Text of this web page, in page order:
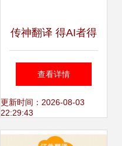
传神翻译 得AI者得
天下，语言服务的
未来已来
查看详情
更新时间：2026-08-03
22:29:43